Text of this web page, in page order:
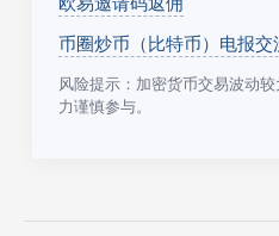
币圈炒币（比特币）电报交
风险提示：加密货币交易波动
力谨慎参与。